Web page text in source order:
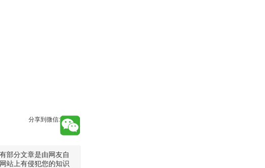
分享到微信:
部分文章是由网友自
站上有侵犯您的知识